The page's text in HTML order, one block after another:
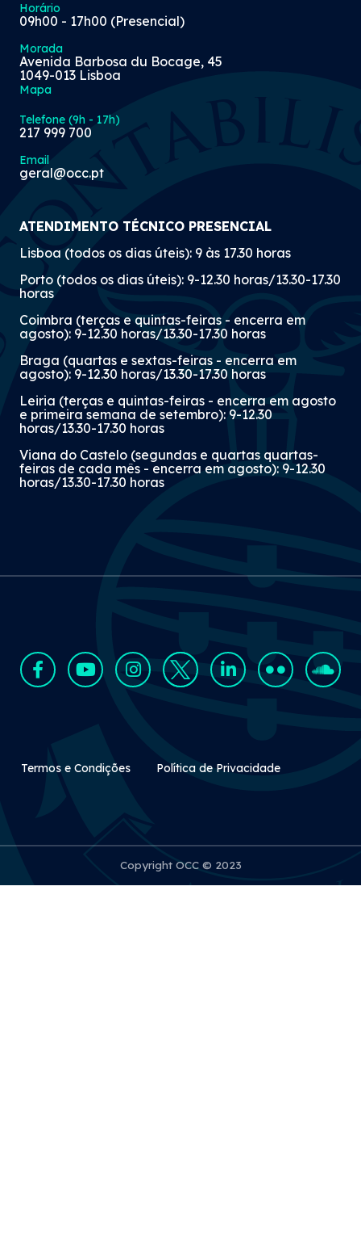
Horário
09h00 - 17h00 (Presencial)
Morada
Avenida Barbosa du Bocage, 45
1049-013 Lisboa
Mapa
Telefone (9h - 17h)
217 999 700
Email
geral@occ.pt
ATENDIMENTO TÉCNICO PRESENCIAL
Lisboa (todos os dias úteis): 9 às 17.30 horas
Porto (todos os dias úteis): 9-12.30 horas/13.30-17.30
horas
Coimbra (terças e quintas-feiras - encerra em
agosto): 9-12.30 horas/13.30-17.30 horas
Braga (quartas e sextas-feiras - encerra em
agosto): 9-12.30 horas/13.30-17.30 horas
Leiria (terças e quintas-feiras - encerra em agosto
e primeira semana de setembro): 9-12.30
horas/13.30-17.30 horas
Viana do Castelo (segundas e quartas quartas-
feiras de cada mês - encerra em agosto): 9-12.30
horas/13.30-17.30 horas
Rodapé Secundário
Termos e Condições Política de Privacidade
Copyright OCC © 2023